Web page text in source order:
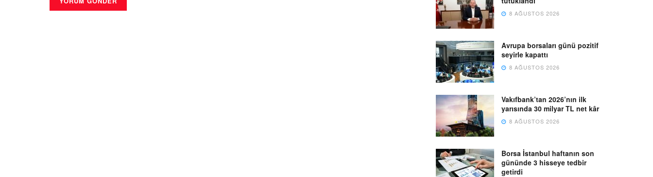
8 AĞUSTOS 2026
Avrupa borsaları günü pozitif
seyirle kapattı
8 AĞUSTOS 2026
Vakıfbank’tan 2026’nın ilk
yarısında 30 milyar TL net kâr
8 AĞUSTOS 2026
Borsa İstanbul haftanın son
gününde 3 hisseye tedbir
getirdi